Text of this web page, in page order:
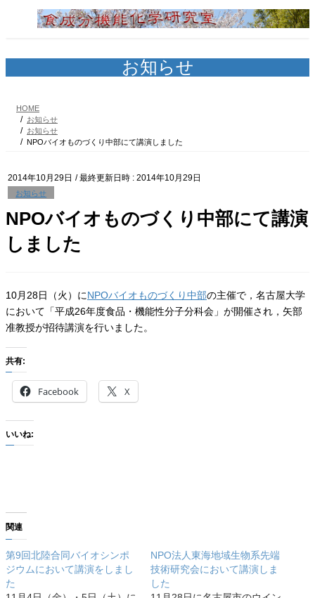
ツ
シ
お知らせ
HOME
お知らせ
お知らせ
NPOバイオものづくり中部にて講演しました
2014年10月29日 / 最終更新日時 : 2014年10月29日
お知らせ
NPOバイオものづくり中部にて講演
しました
10月28日（火）にNPOバイオものづくり中部の主催で，名古屋大学
において「平成26年度食品・機能性分子分科会」が開催され，矢部
准教授が招待講演を行いました。
共有:
Facebook X
いいね:
関連
第9回北陸合同バイオシンポ
ジウムにおいて講演をしまし
た
NPO法人東海地域生物系先端
技術研究会において講演しま
した